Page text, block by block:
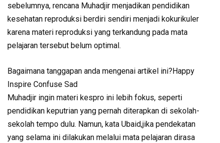
sebelumnya, rencana Muhadjir menjadikan pendidikan
kesehatan reproduksi berdiri sendiri menjadi kokurikuler
karena materi reproduksi yang terkandung pada mata
pelajaran tersebut belum optimal.
Bagaimana tanggapan anda mengenai artikel ini?Happy
Inspire Confuse Sad
Muhadjir ingin materi kespro ini lebih fokus, seperti
pendidikan keputrian yang pernah diterapkan di sekolah-
sekolah tempo dulu. Namun, kata Ubaid,jika pendekatan
yang selama ini dilakukan melalui mata pelajaran dirasa